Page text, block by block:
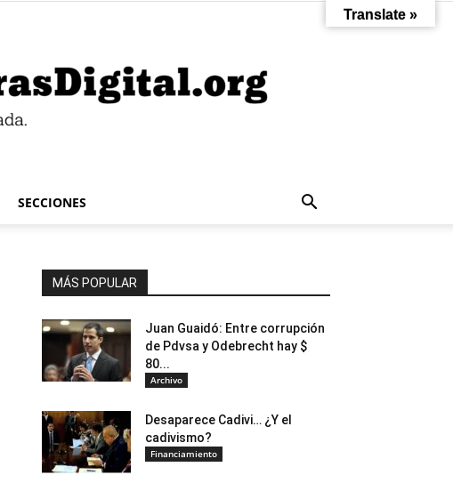
SECCIONES
MÁS POPULAR
Juan Guaidó: Entre corrupción
de Pdvsa y Odebrecht hay $
80...
Archivo
Desaparece Cadivi… ¿Y el
cadivismo?
Financiamiento
Translate »